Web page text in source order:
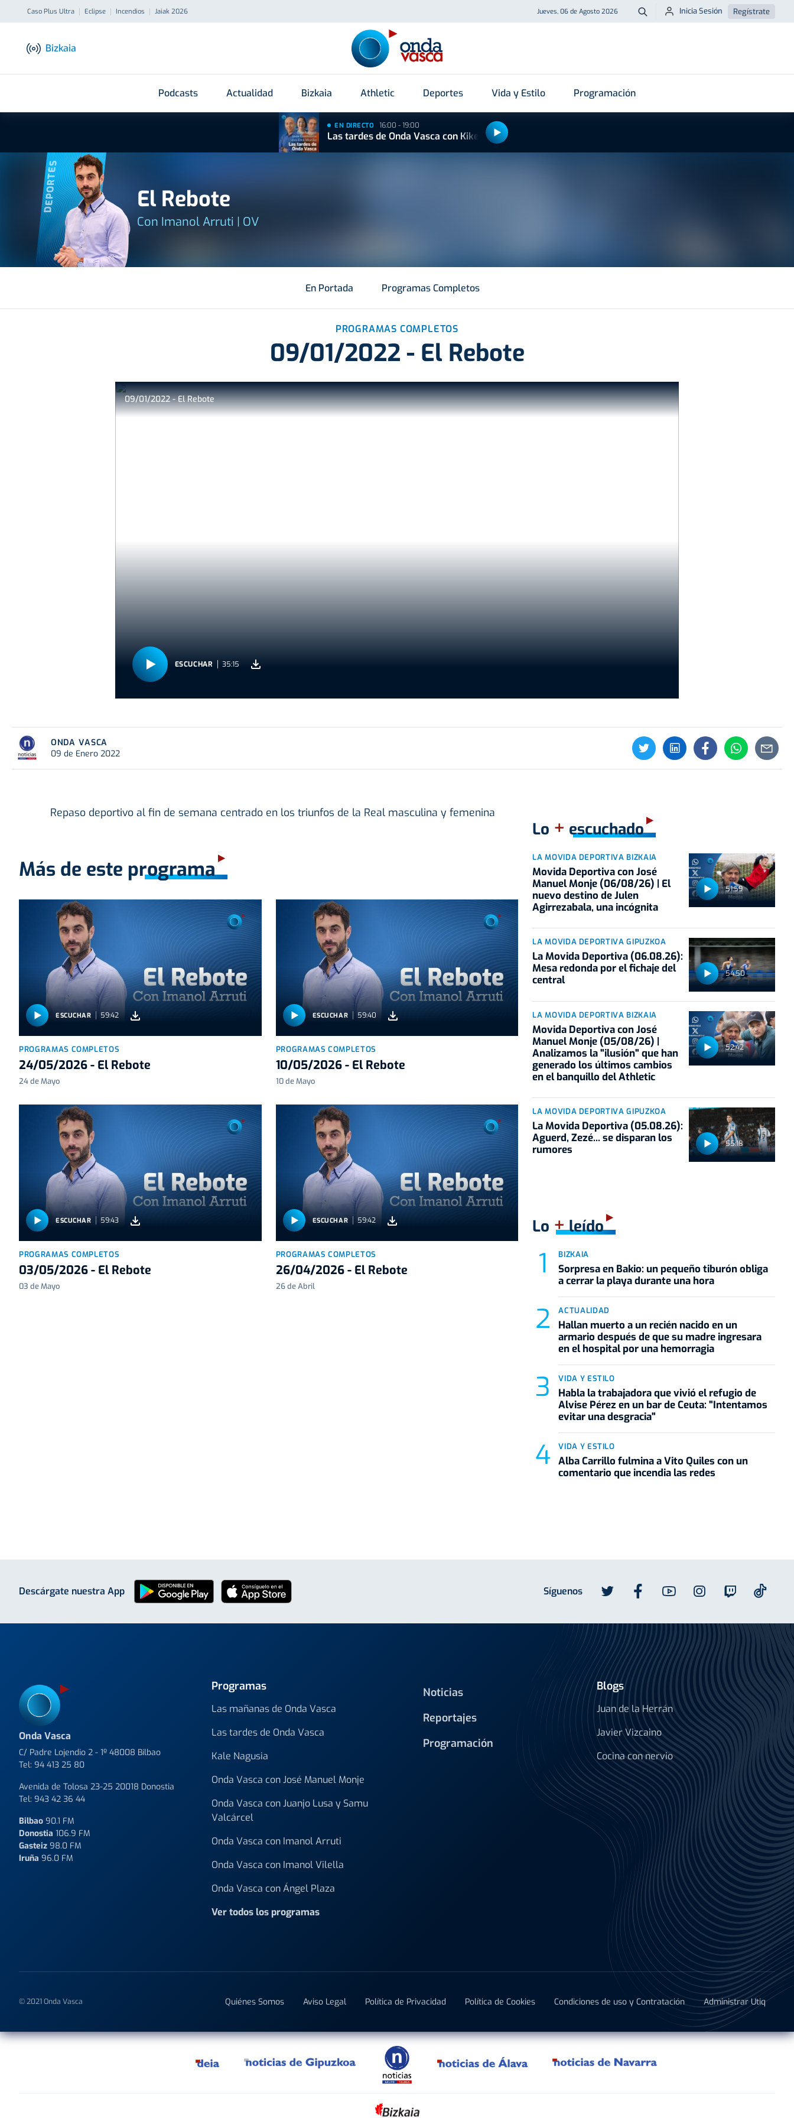
Caso Plus Ultra Eclipse Incendios Jaiak 2026 Jueves, 06 de Agosto 2026 Buscar
Inicia Sesión Regístrate
Bizkaia
Podcasts Actualidad Bizkaia Athletic Deportes Vida y Estilo Programación
EN DIRECTO 16:00 - 19:00
Las tardes de Onda Vasca con Kike Alonso
DEPORTES El Rebote
Con Imanol Arruti | OV
En Portada Programas Completos
PROGRAMAS COMPLETOS
09/01/2022 - El Rebote
09/01/2022 - El Rebote
ESCUCHAR 35:15
ONDA VASCA
09 de Enero 2022
Repaso deportivo al fin de semana centrado en los triunfos de la Real masculina y femenina
Más de este programa
ESCUCHAR 59:42
PROGRAMAS COMPLETOS
24/05/2026 - El Rebote
24 de Mayo
ESCUCHAR 59:40
PROGRAMAS COMPLETOS
10/05/2026 - El Rebote
10 de Mayo
ESCUCHAR 59:43
PROGRAMAS COMPLETOS
03/05/2026 - El Rebote
03 de Mayo
ESCUCHAR 59:42
PROGRAMAS COMPLETOS
26/04/2026 - El Rebote
26 de Abril
Lo + escuchado
51:59
LA MOVIDA DEPORTIVA BIZKAIA
Movida Deportiva con José
Manuel Monje (06/08/26) | El
nuevo destino de Julen
Agirrezabala, una incógnita
54:50
LA MOVIDA DEPORTIVA GIPUZKOA
La Movida Deportiva (06.08.26):
Mesa redonda por el fichaje del
central
52:42
LA MOVIDA DEPORTIVA BIZKAIA
Movida Deportiva con José
Manuel Monje (05/08/26) |
Analizamos la "ilusión" que han
generado los últimos cambios
en el banquillo del Athletic
55:18
LA MOVIDA DEPORTIVA GIPUZKOA
La Movida Deportiva (05.08.26):
Aguerd, Zezé... se disparan los
rumores
Lo +leído
BIZKAIA
Sorpresa en Bakio: un pequeño tiburón obliga
a cerrar la playa durante una hora
ACTUALIDAD
Hallan muerto a un recién nacido en un
armario después de que su madre ingresara
en el hospital por una hemorragia
VIDA Y ESTILO
Habla la trabajadora que vivió el refugio de
Alvise Pérez en un bar de Ceuta: "Intentamos
evitar una desgracia"
VIDA Y ESTILO
Alba Carrillo fulmina a Vito Quiles con un
comentario que incendia las redes
Síguenos
Descárgate nuestra App
Programas
Las mañanas de Onda Vasca
Las tardes de Onda Vasca
Kale Nagusia
Onda Vasca con José Manuel Monje
Onda Vasca con Juanjo Lusa y Samu
Valcárcel
Onda Vasca con Imanol Arruti
Onda Vasca con Imanol Vilella
Onda Vasca con Ángel Plaza
Ver todos los programas
Noticias
Reportajes
Programación
Blogs
Juan de la Herrán
Javier Vizcaino
Cocina con nervio
Onda Vasca
C/ Padre Lojendio 2 - 1º 48008 Bilbao
Tel: 94 413 25 80
Avenida de Tolosa 23-25 20018 Donostia
Tel: 943 42 36 44
Bilbao 90.1 FM
Donostia 106.9 FM
Gasteiz 98.0 FM
Iruña 96.0 FM
Quiénes Somos Aviso Legal Política de Privacidad Política de Cookies Condiciones de uso y Contratación Administrar Utiq
© 2021 Onda Vasca